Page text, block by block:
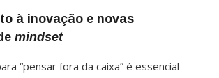
à inovação e novas
mindset
“pensar fora da caixa” é essencial